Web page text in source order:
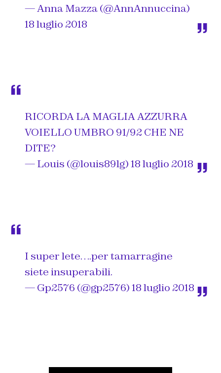
— Anna Mazza (@AnnAnnuccina)
18 luglio 2018
RICORDA LA MAGLIA AZZURRA
VOIELLO UMBRO 91/92 CHE NE
DITE?
— Louis (@louis89lg)18 luglio 2018
I super lete….per tamarragine
siete insuperabili.
— Gp2576 (@gp2576)18 luglio 2018